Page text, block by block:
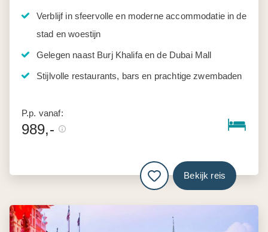
Verblijf in sfeervolle en moderne accommodatie in de
stad en woestijn
Gelegen naast Burj Khalifa en de Dubai Mall
Stijlvolle restaurants, bars en prachtige zwembaden
P.p. vanaf:
989,-
Bekijk reis